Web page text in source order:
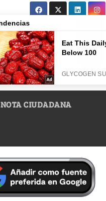
NOTA CIUDADANA